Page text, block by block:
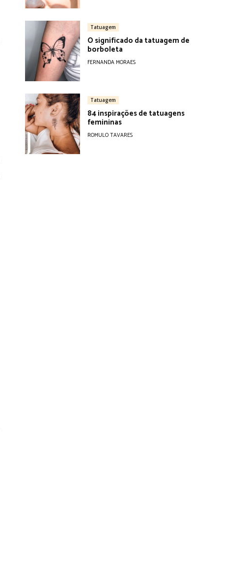
Tatuagem
O significado da tatuagem de
borboleta
FERNANDA MORAES
Tatuagem
84 inspirações de tatuagens
femininas
ROMULO TAVARES